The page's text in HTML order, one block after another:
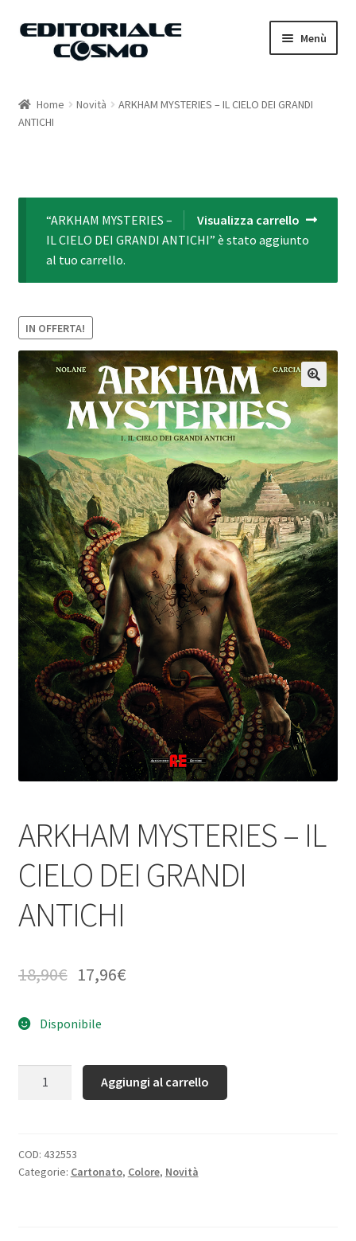
Vai
Vai
Menù
Catalogo
Home Novità
ARKHAM MYSTERIES – IL CIELO DEI GRANDI
ANTICHI
Visualizza carrello
“ARKHAM MYSTERIES –
IL CIELO DEI GRANDI ANTICHI” è stato aggiunto
al tuo carrello.
IN OFFERTA!
ARKHAM MYSTERIES – IL
CIELO DEI GRANDI
ANTICHI
18,90€ 17,96€
Disponibile
Aggiungi al carrello
COD: 432553
Categorie: Cartonato, Colore, Novità